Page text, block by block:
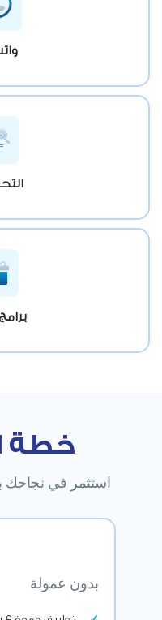
خطة
استثمر في نجاحك
بدون عمولة